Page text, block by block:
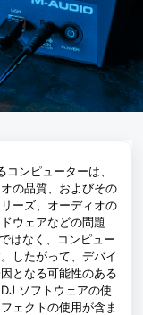
ンピューターは、
の品質、およびその
ーズ、オーディオの
ウェアなどの問題
はなく、コンピュー
したがって、デバイ
となる可能性のある
ソフトウェアの使
ェクトの使用が含ま